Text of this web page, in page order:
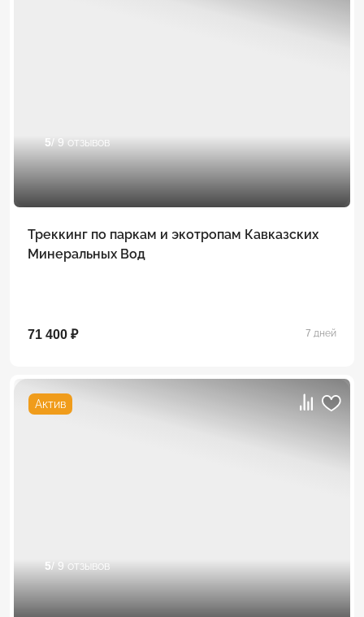
5/ 9 отзывов
Треккинг по паркам и экотропам Кавказских
Минеральных Вод
71 400 ₽ 7 дней
Актив
5/ 9 отзывов